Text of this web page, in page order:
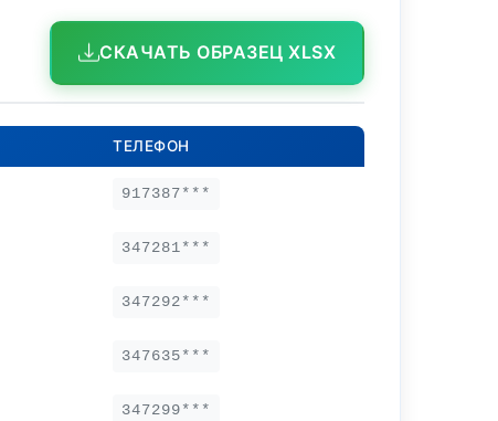
СКАЧАТЬ ОБРАЗЕЦ XLSX
ТЕЛЕФОН
917387***
347281***
347292***
347635***
347299***